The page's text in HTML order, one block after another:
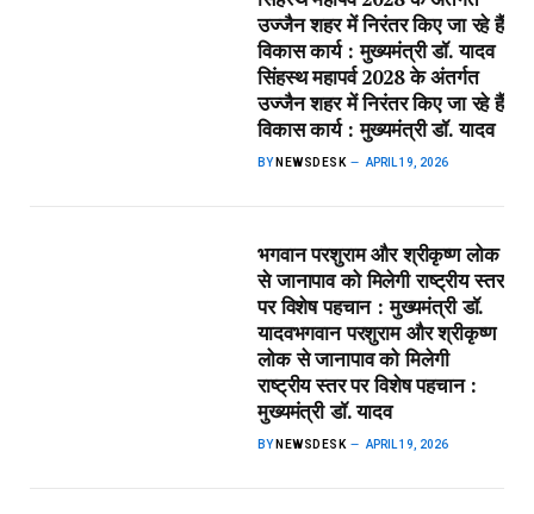
उज्जैन शहर में निरंतर किए जा रहे हैं
विकास कार्य : मुख्यमंत्री डॉ. यादव​
सिंहस्थ महापर्व 2028 के अंतर्गत
उज्जैन शहर में निरंतर किए जा रहे हैं
विकास कार्य : मुख्यमंत्री डॉ. यादव
BY NEWSDESK APRIL 19, 2026
भगवान परशुराम और श्रीकृष्ण लोक
से जानापाव को मिलेगी राष्ट्रीय स्तर
पर विशेष पहचान : मुख्यमंत्री डॉ.
यादव​भगवान परशुराम और श्रीकृष्ण
लोक से जानापाव को मिलेगी
राष्ट्रीय स्तर पर विशेष पहचान :
मुख्यमंत्री डॉ. यादव
BY NEWSDESK APRIL 19, 2026